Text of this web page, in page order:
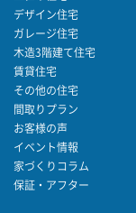
デザイン住宅
ガレージ住宅
木造3階建て住宅
賃貸住宅
その他の住宅
間取りプラン
お客様の声
イベント情報
家づくりコラム
保証・アフター